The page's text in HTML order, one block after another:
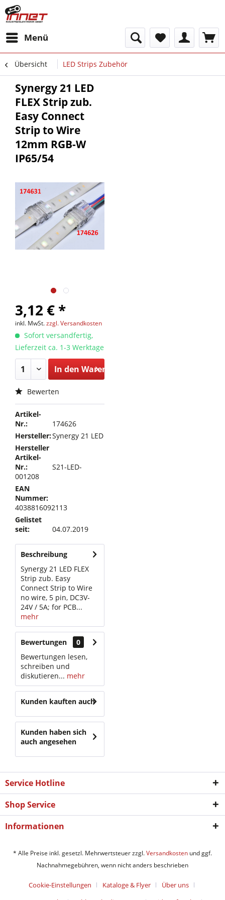
Menü
Übersicht LED Strips Zubehör
Synergy 21 LED
FLEX Strip zub.
Easy Connect
Strip to Wire
12mm RGB-W
IP65/54
3,12 € *
inkl. MwSt.zzgl. Versandkosten
Sofort versandfertig,
Lieferzeit ca. 1-3 Werktage
In den Warenkorb
Bewerten
Artikel-
Nr.:
174626
Hersteller:Synergy 21 LED
Hersteller
Artikel-
Nr.:
S21-LED-
001208
EAN
Nummer:
4038816092113
Gelistet
seit:
04.07.2019
Beschreibung
Synergy 21 LED FLEX
Strip zub. Easy
Connect Strip to Wire
no wire, 5 pin, DC3V-
24V / 5A; for PCB...
mehr
Bewertungen
0
Bewertungen lesen,
schreiben und
diskutieren... mehr
Kunden kauften auch
Kunden haben sich
auch angesehen
Service Hotline
Shop Service
Informationen
* Alle Preise inkl. gesetzl. Mehrwertsteuer zzgl.Versandkosten und ggf.
Nachnahmegebühren, wenn nicht anders beschrieben
Cookie-Einstellungen Kataloge & Flyer
Über uns